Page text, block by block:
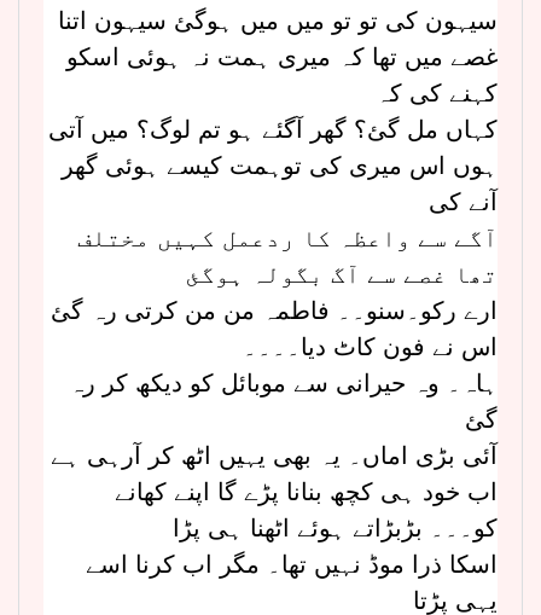
سیہون کی تو تو میں میں ہوگئ سیہون اتنا
غصے میں تھا کہ میری ہمت نہ ہوئی اسکو
کہنے کی کہ
کہاں مل گئ؟ گھر آگئے ہو تم لوگ؟ میں آتی
ہوں اس میری کی توہمت کیسے ہوئی گھر
آنے کی
آگے سے واعظہ کا ردعمل کہیں مختلف
تھا غصے سے آگ بگولہ ہوگئ
ارے رکو۔سنو۔۔ فاطمہ من من کرتی رہ گئ
اس نے فون کاٹ دیا۔۔۔۔
ہاہ۔ وہ حیرانی سے موبائل کو دیکھ کر رہ
گئ
آئی بڑی اماں۔ یہ بھی یہیں اٹھ کر آرہی ہے
اب خود ہی کچھ بنانا پڑے گا اپنے کھانے
کو۔۔۔ بڑبڑاتے ہوئے اٹھنا ہی پڑا
اسکا ذرا موڈ نہیں تھا۔ مگر اب کرنا اسے
یہی پڑتا